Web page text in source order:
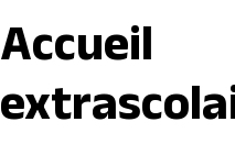
Accueil